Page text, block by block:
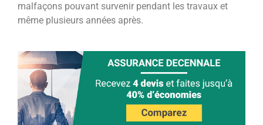
malfaçons pouvant survenir pendant les travaux et
même plusieurs années après.